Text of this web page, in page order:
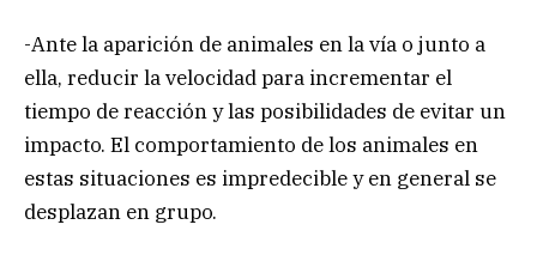
-Ante la aparición de animales en la vía o junto a
ella, reducir la velocidad para incrementar el
tiempo de reacción y las posibilidades de evitar un
impacto. El comportamiento de los animales en
estas situaciones es impredecible y en general se
desplazan en grupo.